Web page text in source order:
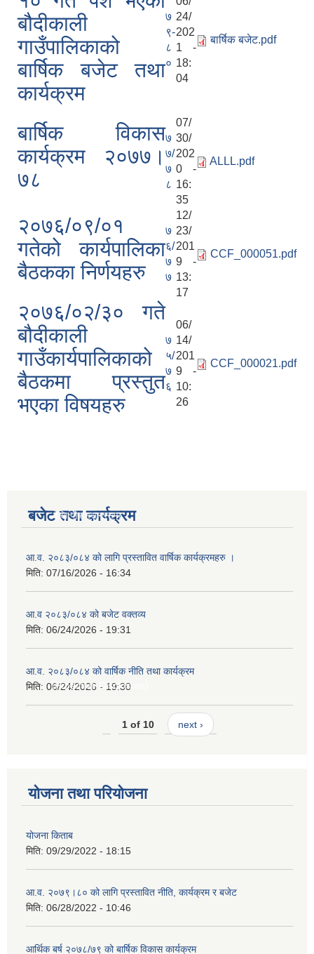
र बजेट तर्जुमा सम्बन्धी सुझाव संकलन सम्बन्धमा ।
देखि पौष मसान्तसम्म
(Proactive Disclosure)
बौदीकाली
गाउँपालिकाको
बार्षिक बजेट तथा
कार्यक्रम
७
९-
८
०
24/
202
1 -
18:
04
बार्षिक बजेट.pdf
बार्षिक विकास
कार्यक्रम २०७७।
७८
७
७/
७
८
07/
30/
202
0 -
16:
35
ALLL.pdf
२०७६/०९/०१
गतेको कार्यपालिका
बैठकका निर्णयहरु
७
६/
७
७
12/
23/
201
9 -
13:
17
CCF_000051.pdf
२०७६/०२/३० गते
बौदीकाली
गाउँकार्यपालिकाको
बैठकमा प्रस्तुत
भएका विषयहरु
७
५/
७
६
06/
14/
201
9 -
10:
26
CCF_000021.pdf
बजेट तथा कार्यक्रम
आ.व. २०८३/०८४ को लागि प्रस्तावित वार्षिक कार्यक्रमहरु ।
मिति: 07/16/2026 - 16:34
आ.व २०८३/०८४ को बजेट वक्तव्य
मिति: 06/24/2026 - 19:31
आ.व. २०८३/०८४ को वार्षिक नीति तथा कार्यक्रम
मिति: 06/24/2026 - 19:30
1 of 10 next ›
योजना तथा परियोजना
योजना किताब
मिति: 09/29/2022 - 18:15
आ.व. २०७९।८० को लागि प्रस्तावित नीति, कार्यक्रम र बजेट
मिति: 06/28/2022 - 10:46
आर्थिक बर्ष २०७८/७९ को बार्षिक विकास कार्यक्रम